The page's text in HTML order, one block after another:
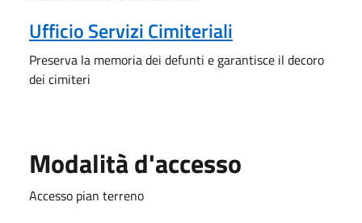
Ufficio Servizi Cimiteriali
Preserva la memoria dei defunti e garantisce il decoro
dei cimiteri
Modalità d'accesso
Accesso pian terreno